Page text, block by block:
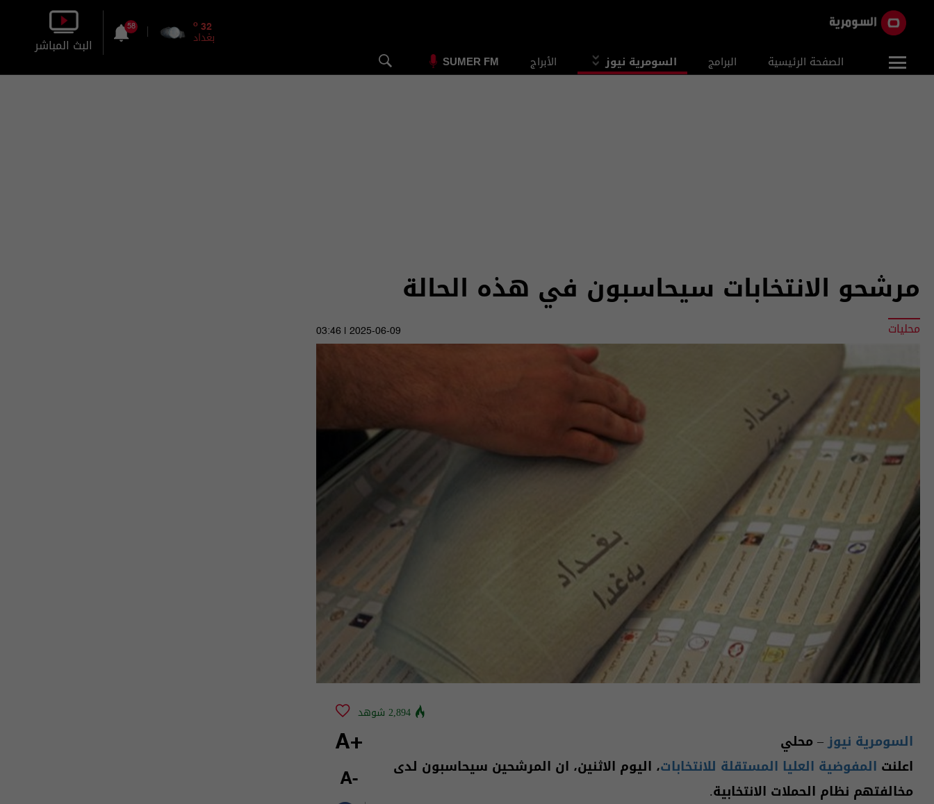
الصفحة الرئيسية البرامج السومرية نيوز الأبراج SUMER FM
32
o
بغداد
58
البث المباشر
مرشحو الانتخابات سيحاسبون في هذه الحالة
محليات 2025-06-09 | 03:46
2,894 شوهد
السومرية نيوز– محلي
اعلنت المفوضية العليا المستقلة للانتخابات، اليوم الاثنين، ان المرشحين سيحاسبون لدى
مخالفتهم نظام الحملات الانتخابية.
+A
-A